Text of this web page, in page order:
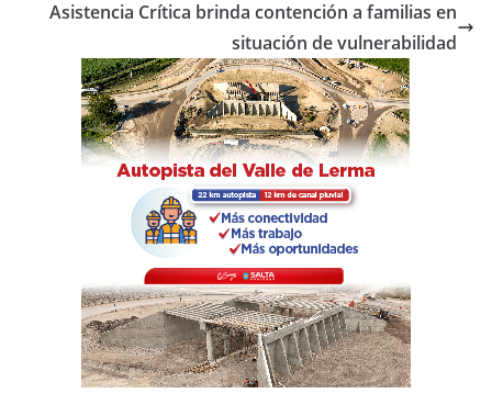
o
o
k
p
p
tir
Asistencia Crítica brinda contención a familias en
situación de vulnerabilidad